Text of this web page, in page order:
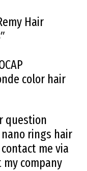
Hair
color hair
question
rings hair
me via
company